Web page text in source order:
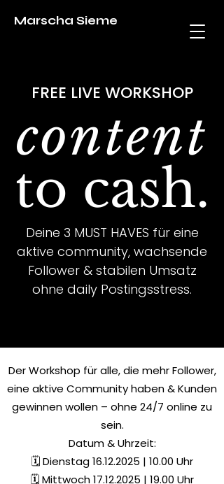
Marscha Sieme
FREE LIVE WORKSHOP
content
to cash.
Deine 3 MUST HAVES für eine
aktive community, wachsende
Follower & stabilen Umsatz
ohne daily Postingsstress.
Der Workshop für alle, die mehr Follower,
eine aktive Community haben & Kunden
gewinnen wollen – ohne 24/7 online zu
sein.
Datum & Uhrzeit:
🗓 Dienstag 16.12.2025 | 10.00 Uhr
🗓 Mittwoch17.12.2025 | 19.00 Uhr